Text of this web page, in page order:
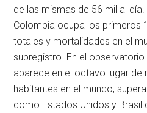
de las mismas de 56 mil al
Colombia ocupa los primeros
totales y mortalidades en el
subregistro. En el
aparece en el octavo lugar de
habitantes en el mundo,
como Estados Unidos y Brasil